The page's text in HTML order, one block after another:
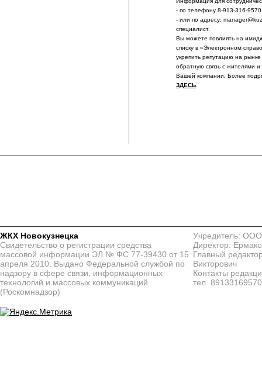
- по телефону 8-913-316-9570
- или по адресу:
специалист.
Вы можете повлиять на
списку в «Электронном
укрепить репутацию на
обратную связь с жителями и
Вашей компании. Более
ЗДЕСЬ
ЖКХ Новокузнецка
Свидетельство о регистрации средства
массовой информации ЭЛ № ФС 77-39430 от 15
апреля 2010. Выдано Федеральной службой по
надзору в сфере связи, информационных
технологий и массовых коммуникаций
(Роскомнадзор)
Учредитель:
Директор:
Главный
Викторович
Контакты
тел. 89133169570